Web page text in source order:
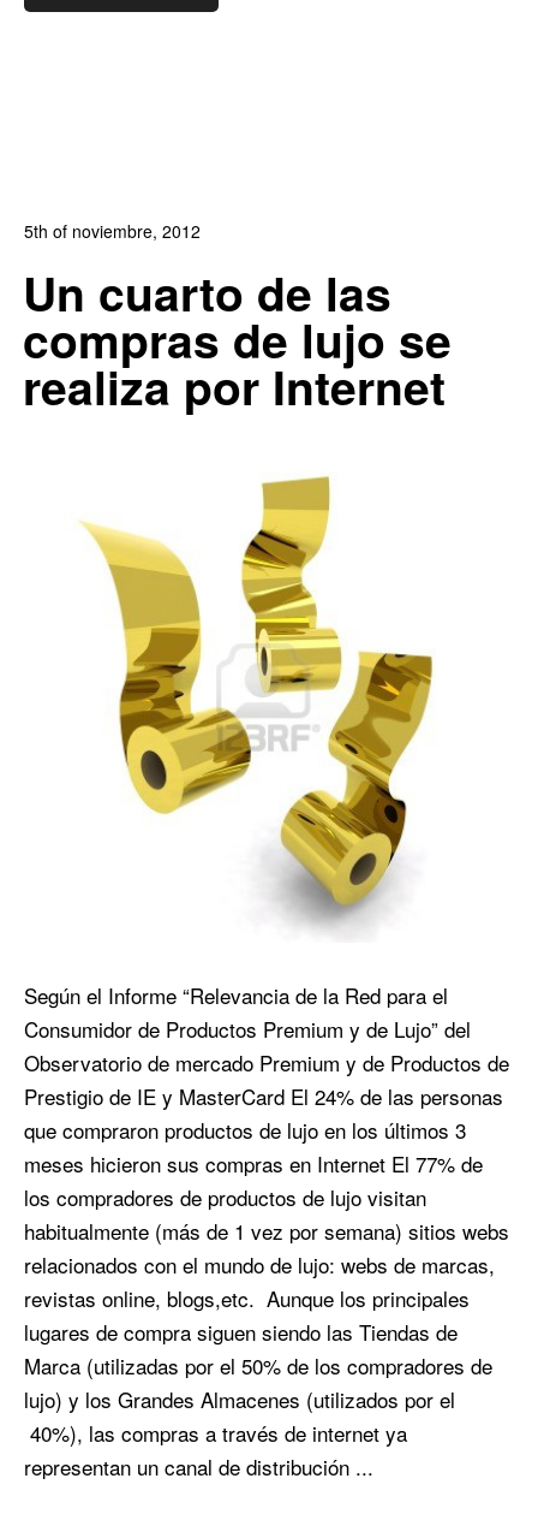
5th of noviembre, 2012
1
Un cuarto de las
compras de lujo se
realiza por Internet
Según el Informe “Relevancia de la Red para el
Consumidor de Productos Premium y de Lujo” del
Observatorio de mercado Premium y de Productos de
Prestigio de IE y MasterCard El 24% de las personas
que compraron productos de lujo en los últimos 3
meses hicieron sus compras en Internet El 77% de
los compradores de productos de lujo visitan
habitualmente (más de 1 vez por semana) sitios webs
relacionados con el mundo de lujo: webs de marcas,
revistas online, blogs,etc. Aunque los principales
lugares de compra siguen siendo las Tiendas de
Marca (utilizadas por el 50% de los compradores de
lujo) y los Grandes Almacenes (utilizados por el
40%), las compras a través de internet ya
representan un canal de distribución ...